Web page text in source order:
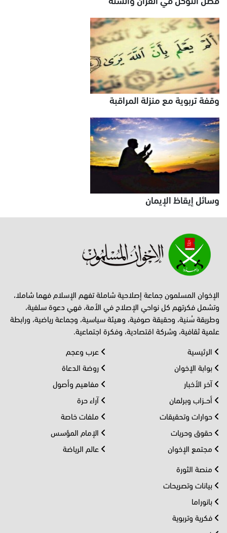
وقفة تربوية مع منزلة المراقبة
وسائل إيقاظ الإيمان
الإخوان المسلمون جماعة إصلاحية شاملة تفهم الإسلام فهما شاملا،
وتشمل فكرتهم كل نواحي الإصلاح في الأمة، فهي دعوة سلفية،
وطريقة سُنية، وحقيقة صوفية، وهيئة سياسية، وجماعة رياضية، ورابطة
علمية ثقافية، وشركة اقتصادية، وفكرة اجتماعية.
الرئيسية
بوابة الإخوان
آخر الأخبار
أحــزاب وبرلمان
حوارات وتحقيقات
حقوق وحريات
مجتمع الإخوان
عرب وعجم
روضة الدعاة
مفاهيم وأصول
آراء حرة
ملفات خاصة
الإمام المؤسس
عالم الرياضة
منصة الثورة
بيانات وتصريحات
بانوراما
فكرية وتربوية